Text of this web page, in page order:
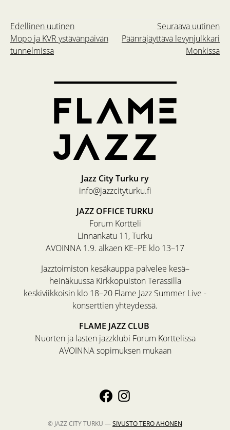
Seuraava uutinen
Päänräjäyttävä levynjulkkari
Monkissa
Edellinen uutinen
Mopo ja KVR ystävänpäivän
tunnelmissa
Jazz City Turku ry
info@jazzcityturku.fi
JAZZ OFFICE TURKU
Forum Kortteli
Linnankatu 11, Turku
AVOINNA 1.9. alkaen KE–PE klo 13–17
Jazztoimiston kesäkauppa palvelee kesä–
heinäkuussa Kirkkopuiston Terassilla
keskiviikkoisin klo 18–20 Flame Jazz Summer Live -
konserttien yhteydessä.
FLAME JAZZ CLUB
Nuorten ja lasten jazzklubi Forum Korttelissa
AVOINNA sopimuksen mukaan
© JAZZ CITY TURKU —SIVUSTOTERO AHONEN